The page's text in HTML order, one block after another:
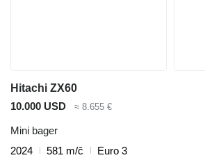
Hitachi ZX60
10.000 USD
≈ 8.655 €
Mini bager
2024
581 m/č
Euro 3